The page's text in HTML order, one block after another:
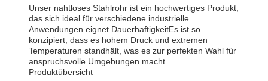
Unser nahtloses Stahlrohr ist ein hochwertiges Produkt,
das sich ideal für verschiedene industrielle
Anwendungen eignet.DauerhaftigkeitEs ist so
konzipiert, dass es hohem Druck und extremen
Temperaturen standhält, was es zur perfekten Wahl für
anspruchsvolle Umgebungen macht.
Produktübersicht